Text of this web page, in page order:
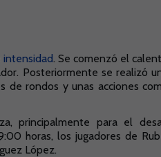
intensidad. Se comenzó el
Posteriormente se realizó
rondos y unas acciones
principalmente para el
horas, los jugadores de
López.